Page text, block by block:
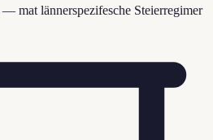
mat lännerspezifesche Steierregimer